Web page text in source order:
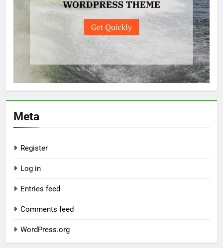
Meta
Register
Log in
Entries feed
Comments feed
WordPress.org